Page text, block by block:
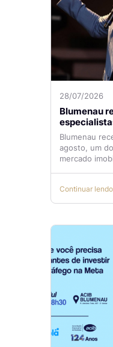
28/07/2026
Blumenau
especialistas em vendas
mercado
Blumenau
agosto, um
mercado
Continuar lendo